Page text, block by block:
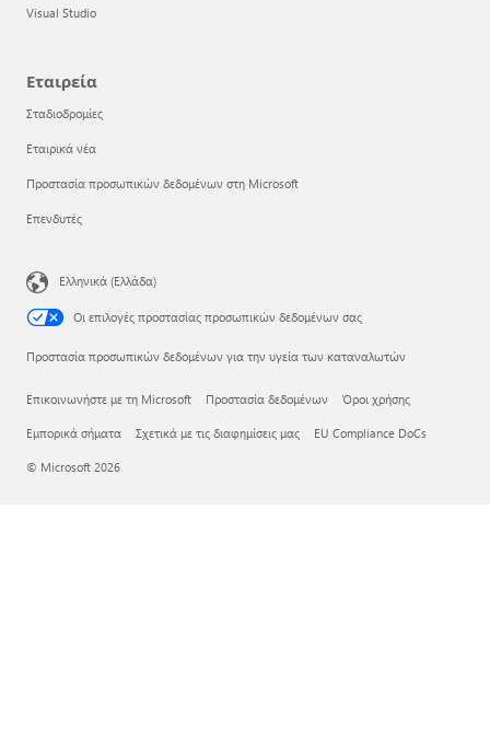
Visual Studio
Εταιρεία
Σταδιοδρομίες
Εταιρικά νέα
Προστασία προσωπικών δεδομένων στη Microsoft
Επενδυτές
Ελληνικά (Ελλάδα)
Οι επιλογές προστασίας προσωπικών δεδομένων σας
Προστασία προσωπικών δεδομένων για την υγεία των καταναλωτών
Επικοινωνήστε με τη Microsoft Προστασία δεδομένων Όροι χρήσης
Εμπορικά σήματα Σχετικά με τις διαφημίσεις μας EU Compliance DoCs
© Microsoft 2026